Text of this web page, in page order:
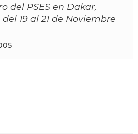
del PSES en Dakar,
19 al 21 de Noviembre